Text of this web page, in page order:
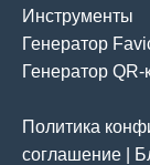
Инструменты
Генератор
Генератор QR-
Политика
соглашение